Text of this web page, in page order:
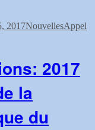
annuelle
du
2017NouvellesAppel
2017
la
du